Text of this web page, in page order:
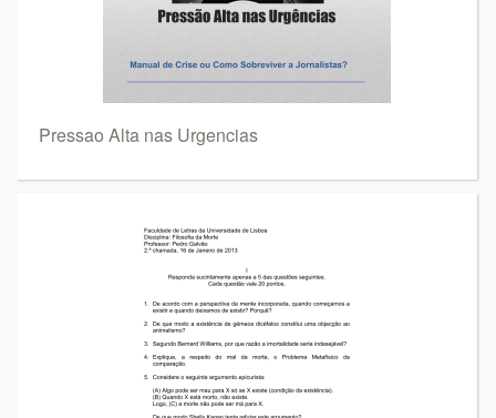
Pressao Alta nas Urgencias